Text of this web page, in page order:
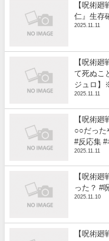
【呪術
仁』生存
2025.11.11
【呪術
て死ぬこ
ジュロ】
2025.11.11
【呪術
○○だっ
#反応集 #
2025.11.11
【呪術
った？ #
2025.11.10
【呪術